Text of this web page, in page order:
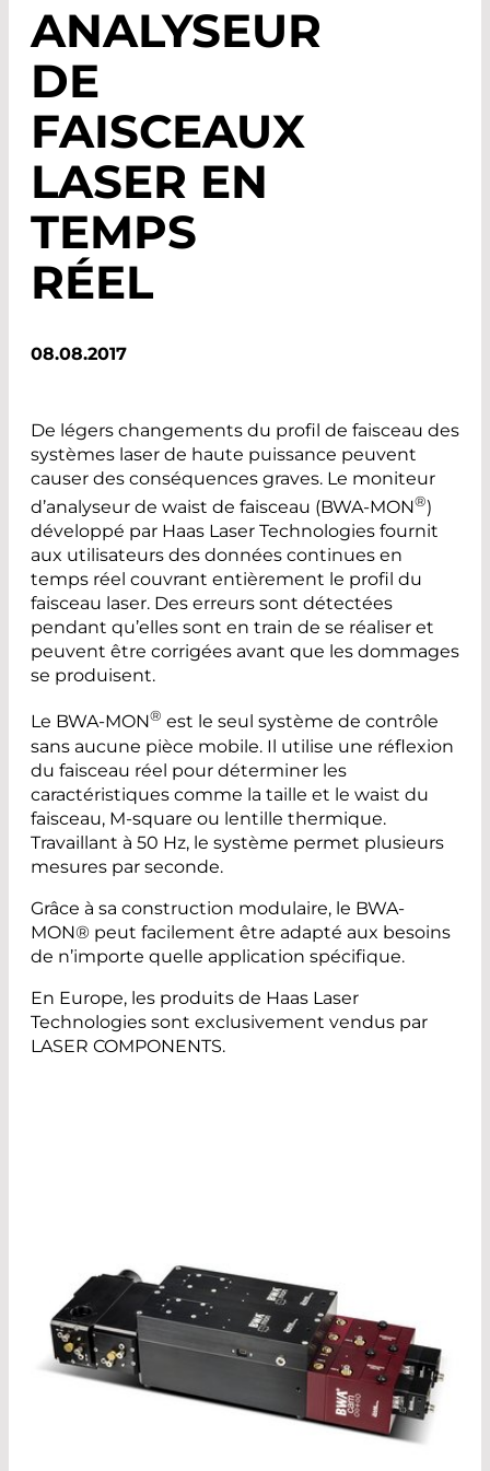
ANALYSEUR
DE
FAISCEAUX
LASER EN
TEMPS
RÉEL
08.08.2017
De légers changements du profil de faisceau des
systèmes laser de haute puissance peuvent
causer des conséquences graves. Le moniteur
d’analyseur de waist de faisceau (BWA-MON®)
développé par Haas Laser Technologies fournit
aux utilisateurs des données continues en
temps réel couvrant entièrement le profil du
faisceau laser. Des erreurs sont détectées
pendant qu’elles sont en train de se réaliser et
peuvent être corrigées avant que les dommages
se produisent.
Le BWA-MON® est le seul système de contrôle
sans aucune pièce mobile. Il utilise une réflexion
du faisceau réel pour déterminer les
caractéristiques comme la taille et le waist du
faisceau, M-square ou lentille thermique.
Travaillant à 50 Hz, le système permet plusieurs
mesures par seconde.
Grâce à sa construction modulaire, le BWA-
MON® peut facilement être adapté aux besoins
de n’importe quelle application spécifique.
En Europe, les produits de Haas Laser
Technologies sont exclusivement vendus par
LASER COMPONENTS.